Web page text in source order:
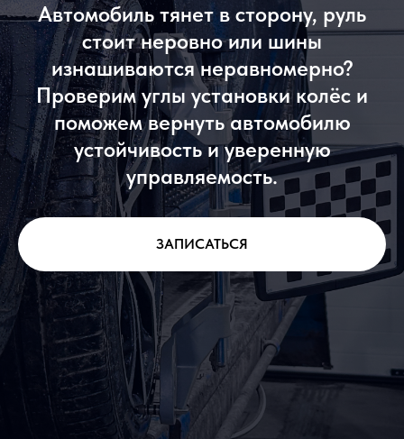
Автомобиль тянет в сторону, руль
стоит неровно или шины
изнашиваются неравномерно?
Проверим углы установки колёс и
поможем вернуть автомобилю
устойчивость и уверенную
управляемость.
ЗАПИСАТЬСЯ